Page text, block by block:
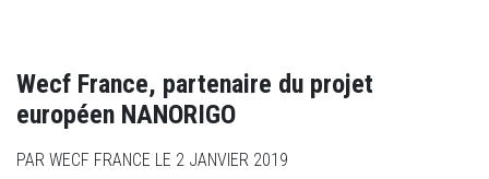
Wecf France, partenaire du projet
européen NANORIGO
PAR WECF FRANCE LE 2 JANVIER 2019